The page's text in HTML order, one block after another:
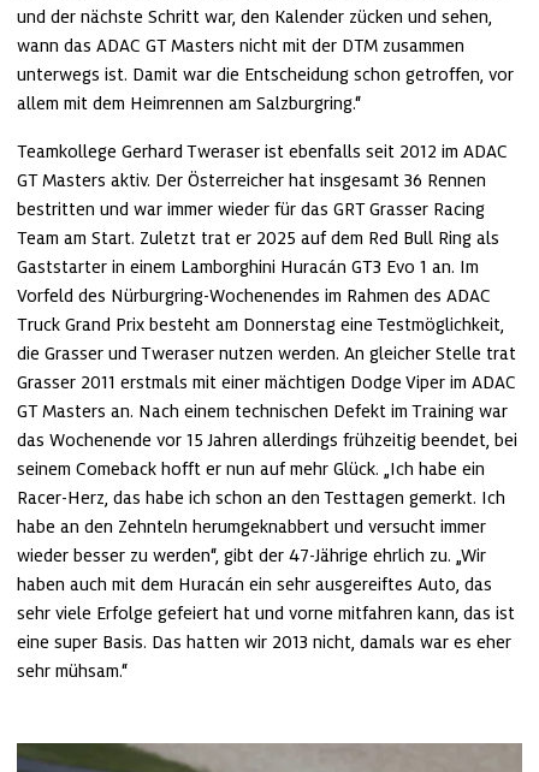
und der nächste Schritt war, den Kalender zücken und sehen,
wann das ADAC GT Masters nicht mit der DTM zusammen
unterwegs ist. Damit war die Entscheidung schon getroffen, vor
allem mit dem Heimrennen am Salzburgring.“
Teamkollege Gerhard Tweraser ist ebenfalls seit 2012 im ADAC
GT Masters aktiv. Der Österreicher hat insgesamt 36 Rennen
bestritten und war immer wieder für das GRT Grasser Racing
Team am Start. Zuletzt trat er 2025 auf dem Red Bull Ring als
Gaststarter in einem Lamborghini Huracán GT3 Evo 1 an. Im
Vorfeld des Nürburgring-Wochenendes im Rahmen des ADAC
Truck Grand Prix besteht am Donnerstag eine Testmöglichkeit,
die Grasser und Tweraser nutzen werden. An gleicher Stelle trat
Grasser 2011 erstmals mit einer mächtigen Dodge Viper im ADAC
GT Masters an. Nach einem technischen Defekt im Training war
das Wochenende vor 15 Jahren allerdings frühzeitig beendet, bei
seinem Comeback hofft er nun auf mehr Glück. „Ich habe ein
Racer-Herz, das habe ich schon an den Testtagen gemerkt. Ich
habe an den Zehnteln herumgeknabbert und versucht immer
wieder besser zu werden“, gibt der 47-Jährige ehrlich zu. „Wir
haben auch mit dem Huracán ein sehr ausgereiftes Auto, das
sehr viele Erfolge gefeiert hat und vorne mitfahren kann, das ist
eine super Basis. Das hatten wir 2013 nicht, damals war es eher
sehr mühsam.“